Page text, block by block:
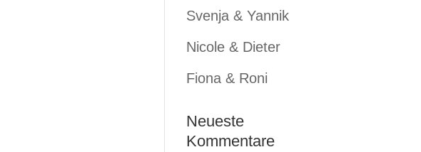
Svenja & Yannik
Nicole & Dieter
Fiona & Roni
Neueste
Kommentare